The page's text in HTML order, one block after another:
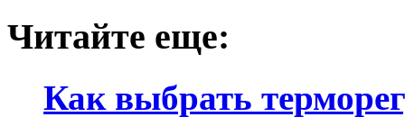
Читайте еще:
Как выбрать